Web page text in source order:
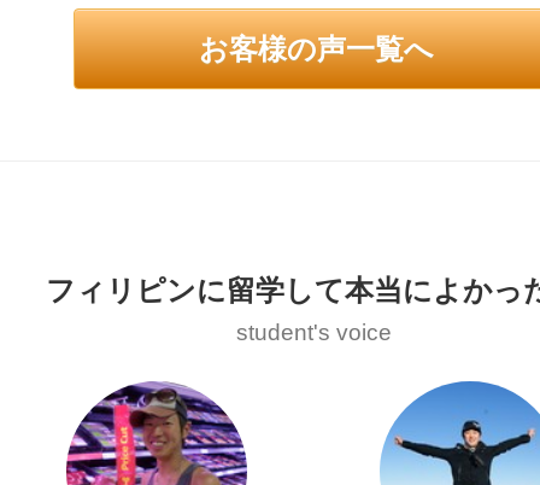
お客様の声一覧へ
フィリピンに留学して本当によかっ
student's voice